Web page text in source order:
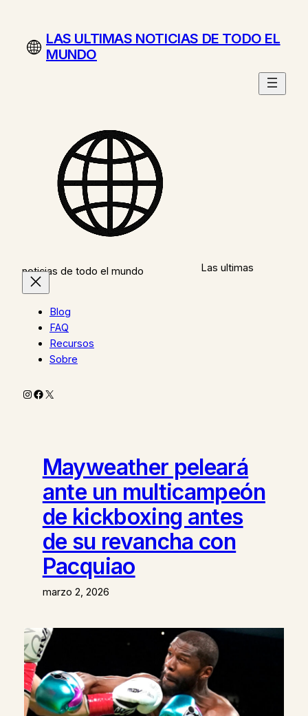
contenidoLAS ULTIMAS NOTICIAS DE TODO EL
MUNDO
Las ultimas
noticias de todo el mundo
Blog
FAQ
Recursos
Sobre
Instagram
Facebook
X
Mayweather peleará
ante un multicampeón
de kickboxing antes
de su revancha con
Pacquiao
marzo 2, 2026